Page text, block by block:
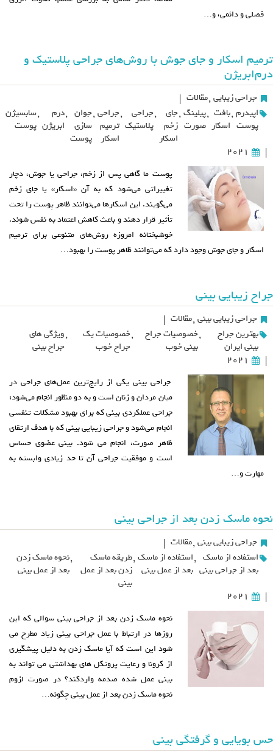
فصلی و دائمی، و…
ترمیم اسکار و جای جوش با روش‌های جراحی پلاستیک و
درم‌ابریژن
جراحی زیبایی ,مقالات |
اپیدرم
پوست
,بافت
اسکار
,پیلینگ
صورت
,جای
زخم
اسکار
,جراحی
پلاستیک
,جراحی
ترمیم
اسکار
,جوان
سازی
پوست
,درم
ابریژن
,سابسیژن
پوست
|
2021
پوست ما گاهی پس از زخم، جراحی یا جوش، دچار
تغییراتی می‌شود که به آن «اسکار» یا جای زخم
می‌گویند. این اسکارها می‌توانند ظاهر پوست را تحت
تأثیر قرار دهند و باعث کاهش اعتماد به نفس شوند.
خوشبختانه امروزه روش‌های متنوعی برای ترمیم
اسکار و جای جوش وجود دارد که می‌توانند ظاهر پوست را بهبود…
جراح زیبایی بینی
جراحی زیبایی بینی ,مقالات |
بهترین جراح
بینی ایران
,خصوصیات جراح
بینی خوب
,خصوصیات یک
جراح خوب
,ویژگی های
جراح بینی
|
2021
جراحی بینی یکی از رایج‌ترین عمل‌های جراحی در
میان مردان و زنان است و به دو منظور انجام می‌شود:
جراحی عملکردی بینی که برای بهبود مشکلات تنفسی
انجام می‌شود و جراحی زیبایی بینی که با هدف ارتقای
ظاهر صورت، انجام می شود. بینی عضوی حساس
است و موفقیت جراحی آن تا حد زیادی وابسته به
مهارت و…
نحوه ماسک زدن بعد از جراحی بینی
جراحی زیبایی بینی ,مقالات |
استفاده از ماسک
بعد از جراحی بینی
,استفاده از ماسک
بعد از عمل بینی
,طریقه ماسک
زدن بعد از عمل
بینی
,نحوه ماسک زدن
بعد از عمل بینی
|
2021
نحوه ماسک زدن بعد از جراحی بینی سوالی که این
روزها در ارتباط با عمل جراحی بینی زیاد مطرح می
شود این است که آیا ماسک زدن به دلیل پیشگیری
از کرونا و رعایت پروتکل های بهداشتی می تواند به
بینی عمل شده صدمه واردکند؟ در صورت لزوم
نحوه ماسک زدن بعد از عمل بینی چگونه…
حس بویایی و گرفتگی بینی